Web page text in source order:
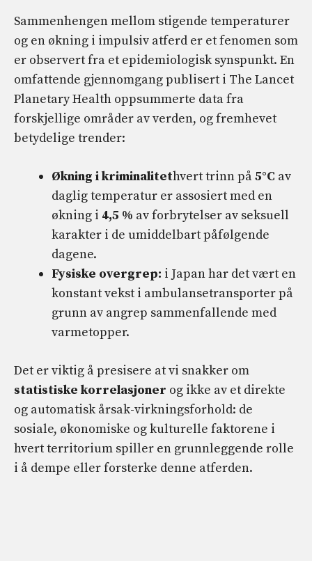
Sammenhengen mellom stigende temperaturer
og en økning i impulsiv atferd er et fenomen som
er observert fra et epidemiologisk synspunkt. En
omfattende gjennomgang publisert i The Lancet
Planetary Health oppsummerte data fra
forskjellige områder av verden, og fremhevet
betydelige trender:
Økning i kriminalitethvert trinn på5°C av
daglig temperatur er assosiert med en
økning i 4,5 % av forbrytelser av seksuell
karakter i de umiddelbart påfølgende
dagene.
Fysiske overgrep: i Japan har det vært en
konstant vekst i ambulansetransporter på
grunn av angrep sammenfallende med
varmetopper.
Det er viktig å presisere at vi snakker om
statistiske korrelasjoner og ikke av et direkte
og automatisk årsak-virkningsforhold: de
sosiale, økonomiske og kulturelle faktorene i
hvert territorium spiller en grunnleggende rolle
i å dempe eller forsterke denne atferden.